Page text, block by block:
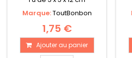
Marque:ToutBonbon
1,75 €
Ajouter au panier